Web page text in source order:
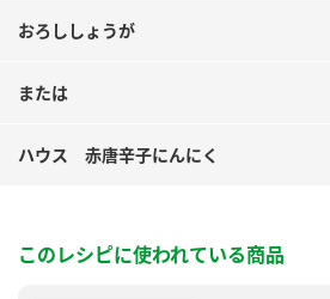
おろししょうが
または
ハウス 赤唐辛子にんにく
このレシピに使われている商品